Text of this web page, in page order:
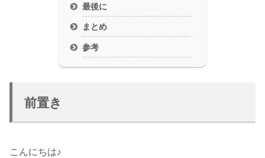
最後に
まとめ
参考
前置き
こんにちは♪